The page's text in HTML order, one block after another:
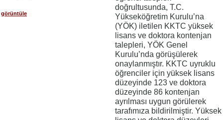
görüntüle
doğrultusunda, T.C.
Yükseköğretim Kurulu’na
(YÖK) iletilen KKTC yüksek
lisans ve doktora kontenjan
talepleri, YÖK Genel
Kurulu’nda görüşülerek
onaylanmıştır. KKTC uyruklu
öğrenciler için yüksek lisans
düzeyinde 123 ve doktora
düzeyinde 86 kontenjan
ayrılması uygun görülerek
tarafımıza bildirilmiştir. Yüksek